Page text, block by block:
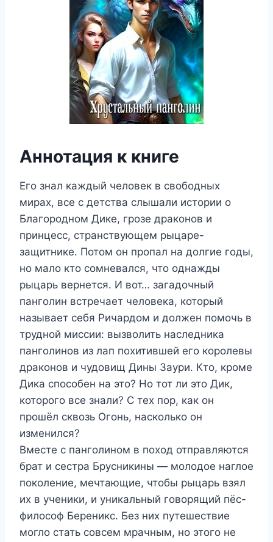
Аннотация к книге
Его знал каждый человек в свободных
мирах, все с детства слышали истории о
Благородном Дике, грозе драконов и
принцесс, странствующем рыцаре-
защитнике. Потом он пропал на долгие годы,
но мало кто сомневался, что однажды
рыцарь вернется. И вот… загадочный
панголин встречает человека, который
называет себя Ричардом и должен помочь в
трудной миссии: вызволить наследника
панголинов из лап похитившей его королевы
драконов и чудовищ Дины Заури. Кто, кроме
Дика способен на это? Но тот ли это Дик,
которого все знали? С тех пор, как он
прошёл сквозь Огонь, насколько он
изменился?
Вместе с панголином в поход отправляются
брат и сестра Брусникины — молодое наглое
поколение, мечтающие, чтобы рыцарь взял
их в ученики, и уникальный говорящий пёс-
философ Береникс. Без них путешествие
могло стать совсем мрачным, но этого не